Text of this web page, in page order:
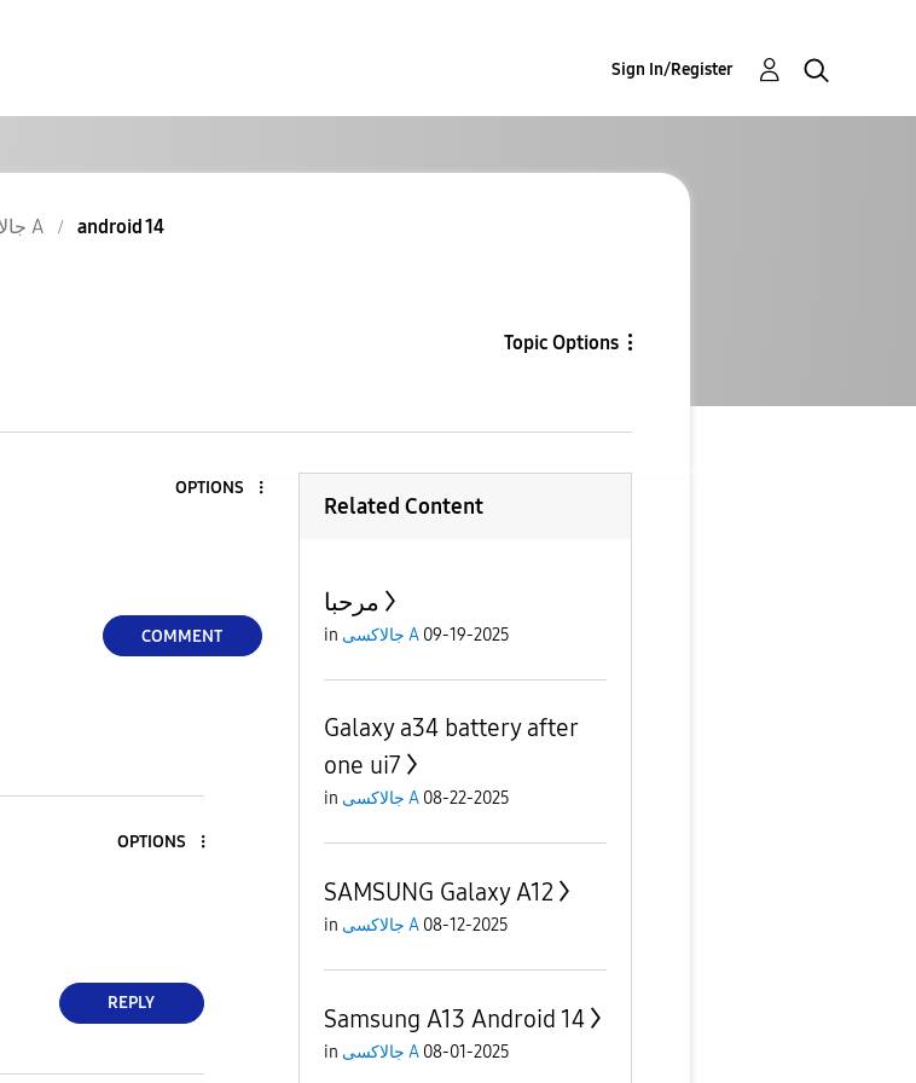
Sign In/Register
جالاكسى A android 14
Topic Options
OPTIONS
COMMENT
OPTIONS
REPLY
Related Content
مرحبا
in جالاكسى A 09-19-2025
Galaxy a34 battery after
one ui7
in جالاكسى A 08-22-2025
SAMSUNG Galaxy A12
in جالاكسى A 08-12-2025
Samsung A13 Android 14
in جالاكسى A 08-01-2025